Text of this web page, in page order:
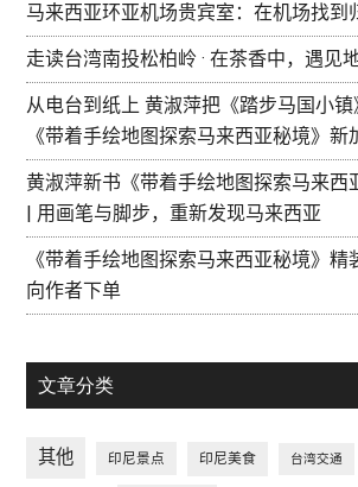
马来西亚环亚机场贵宾室：在机场找到
走读台湾南投松柏岭 · 在茶香中，遇见
从电台到纸上 黄淑萍把《踏步马国小
《带着手绘地图探索马来西亚秘境》
黄淑萍新书《带着手绘地图探索马来西
| 用画笔与脚步，重新发现马来西亚
《带着手绘地图探索马来西亚秘境》精
向作者下单
文章分类
其他 印尼景点 印尼美食 台湾交通